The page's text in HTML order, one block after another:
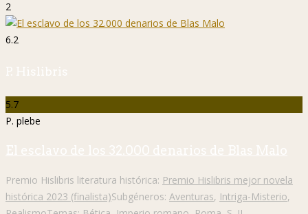
2
6.2
P. Hislibris
5.7
P. plebe
El esclavo de los 32.000 denarios de Blas Malo
Premio Hislibris literatura histórica: Premio Hislibris mejor novela
histórica 2023 (finalista)Subgéneros: Aventuras, Intriga-Misterio,